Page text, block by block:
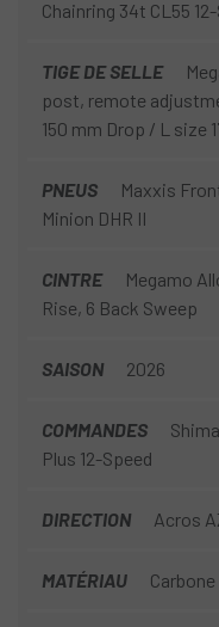
Chainring 34t CL55
TIGE DE SELLE
post, remote
150 mm Drop / L size
PNEUS
Maxxis
Minion DHR II
CINTRE
Megamo
Rise, 6 Back Sweep
SAISON 2026
COMMANDES
Plus 12-Speed
DIRECTION Acros
MATÉRIAU Carbone